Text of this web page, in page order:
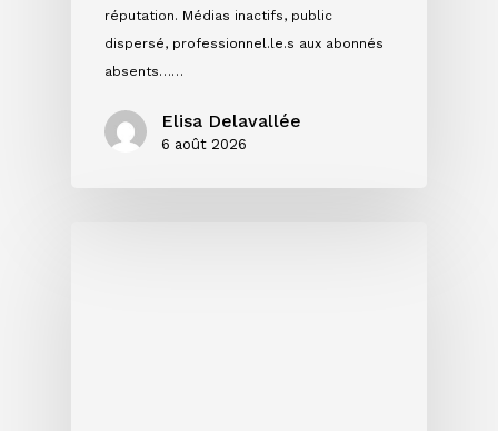
réputation. Médias inactifs, public
dispersé, professionnel.le.s aux abonnés
absents……
Elisa Delavallée
6 août 2026